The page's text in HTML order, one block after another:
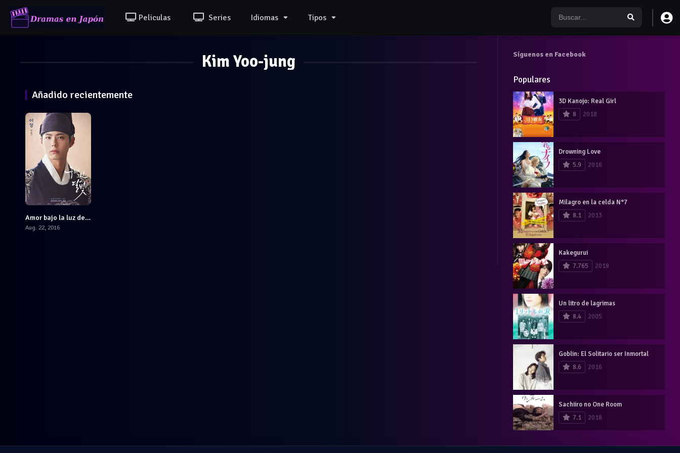
Peliculas Series Idiomas Tipos
Kim Yoo-jung
Añadido recientemente
7Amor bajo la luz de la luna
Aug. 22, 2016
Síguenos en Facebook
Populares
3D Kanojo: Real Girl
8
2018
Drowning Love
5.9
2016
Milagro en la celda N°7
8.1
2013
Kakegurui
7.765
2018
Un litro de lagrimas
8.4
2005
Goblin: El Solitario ser Inmortal
8.6
2016
Sachiiro no One Room
7.1
2018